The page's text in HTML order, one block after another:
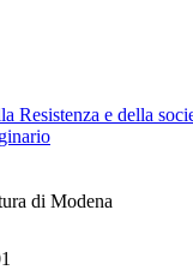
Resistenza e della
di Modena